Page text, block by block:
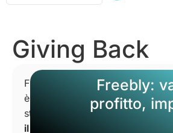
Giving Back
Freebly
è
stato
il
Freebly:
profitto,